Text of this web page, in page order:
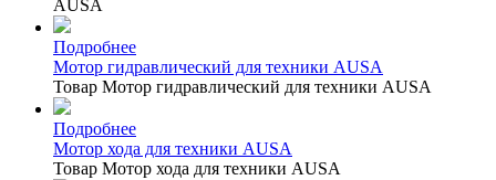
AUSA
Подробнее
Мотор гидравлический для техники AUSA
Товар Мотор гидравлический для техники AUSA
Подробнее
Мотор хода для техники AUSA
Товар Мотор хода для техники AUSA